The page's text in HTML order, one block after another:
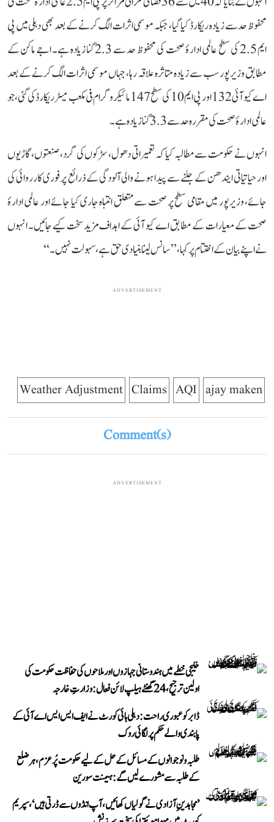
محفوظ حد سے زیادہ ریکارڈ کیا گیا، جبکہ موسمی اثرات الگ کرنے کے بعد بھی دہلی میں پی
ایم 2.5 کی سطح عالمی ادارۂ صحت کی محفوظ حد سے 2.3 گنا زیادہ ہے۔ اجے ماکن کے
مطابق وزیرپور سب سے زیادہ متاثرہ علاقہ رہا، جہاں موسمی اثرات الگ کرنے کے بعد
اے کیو آئی 132 اور پی ایم 10 کی سطح 147 مائیکروگرام فی مکعب میٹر ریکارڈ کی گئی، جو
عالمی ادارۂ صحت کی مقررہ حد سے 3.3 گنا زیادہ ہے۔
انہوں نے حکومت سے مطالبہ کیا کہ تعمیراتی دھول، سڑکوں کی گرد، صنعتوں، گاڑیوں
اور حیاتیاتی ایندھن کے جلنے سے پیدا ہونے والی آلودگی کے ذرائع پر فوری کارروائی کی
جائے، وزیرپور میں مقامی سطح پر صحت سے متعلق انتباہ جاری کیا جائے اور عالمی ادارۂ
صحت کے معیارات کے مطابق اے کیو آئی کے اہداف مزید سخت کیے جائیں۔ انہوں
نے اپنے بیان کے اختتام پر کہا، ’’سانس لینا بنیادی حق ہے، سہولت نہیں۔‘‘
ADVERTISEMENT
ajay maken
AQI
Claims
Weather Adjustment
Comment(s)
ADVERTISEMENT
خلیجی خطے میں ہندوستانی جہازوں اور ملاحوں کی حفاظت حکومت کی
اولین ترجیح، 24 گھنٹے ہیلپ لائن فعال: وزارتِ خارجہ
ڈابر کو عبوری راحت: دہلی ہائی کورٹ نے ایف ایس ایس اے آئی کے
پابندی والے حکم پر لگائی روک
طلبہ و نوجوانوں کے مسائل کے حل کے لیے حکومت پُرعزم، ہر ضلع
کے طلبہ سے مشورے لیں گے: ہیمنت سورین
’مجاہدینِ آزادی نے گولیاں کھائیں، آپ انڈوں سے ڈرتی ہیں‘، سپریم